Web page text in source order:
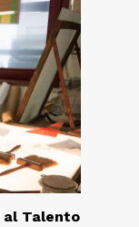
al Talento